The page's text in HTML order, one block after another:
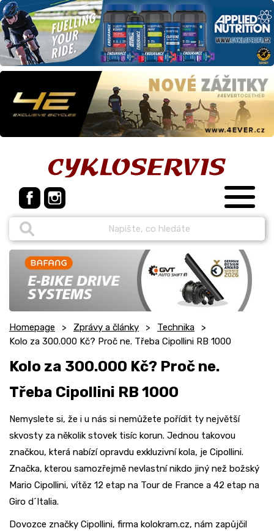
Homepage Zprávy a články
Technika
Kolo za 300.000 Kč? Proč ne. Třeba Cipollini RB 1000
Kolo za 300.000 Kč? Proč ne.
Třeba Cipollini RB 1000
Nemyslete si, že i u nás si nemůžete pořídit ty největší
skvosty za několik stovek tisíc korun. Jednou takovou
značkou, která nabízí opravdu exkluzivní kola, je Cipollini.
Značka, kterou samozřejmě nevlastní nikdo jiný než božský
Mario Cipollini, vítěz 12 etap na Tour de France a 42 etap na
Giro d´Italia.
Dovozce značky Cipollini, firma kolokram.cz, nám zapůjčil